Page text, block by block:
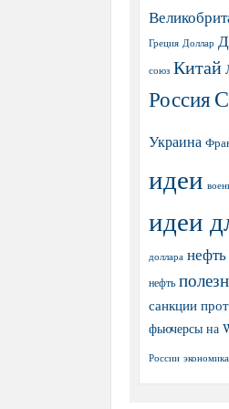
Греция Доллар
союз Китай
Россия
Украина
идеи
идеи
доллара нефть
нефть
санкции
фьючерсы на
России